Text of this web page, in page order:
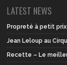
LATEST NEWS
Propreté à petit prix
Jean Leloup au
Recette – Le